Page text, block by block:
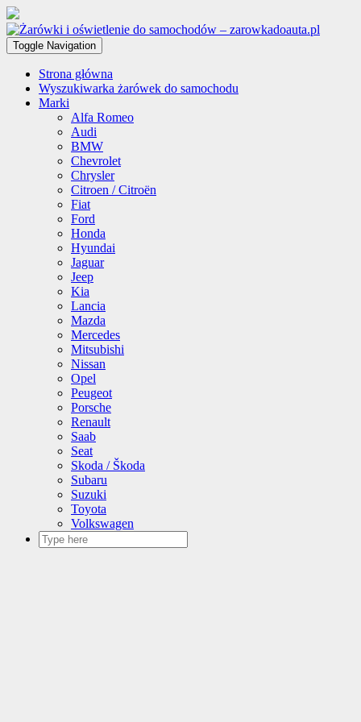
Toggle Navigation
Strona główna
Wyszukiwarka żarówek do samochodu
Marki
Alfa Romeo
Audi
BMW
Chevrolet
Chrysler
Citroen / Citroën
Fiat
Ford
Honda
Hyundai
Jaguar
Jeep
Kia
Lancia
Mazda
Mercedes
Mitsubishi
Nissan
Opel
Peugeot
Porsche
Renault
Saab
Seat
Skoda / Škoda
Subaru
Suzuki
Toyota
Volkswagen